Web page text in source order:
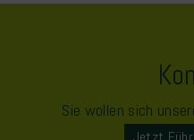
Sie wollen sich